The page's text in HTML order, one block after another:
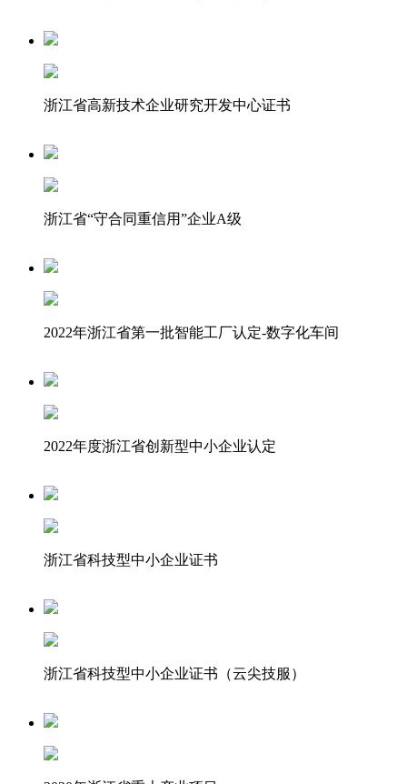
浙江省高新技术企业研究开发中心证书
浙江省“守合同重信用”企业A级
2022年浙江省第一批智能工厂认定-数字化车间
2022年度浙江省创新型中小企业认定
浙江省科技型中小企业证书
浙江省科技型中小企业证书（云尖技服）